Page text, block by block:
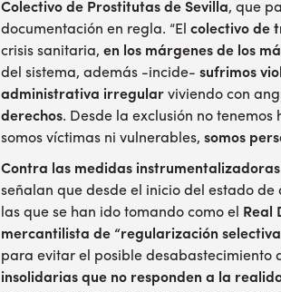
Colectivo de Prostitutas de Sevilla, que
documentación en regla. “El colectivo de
crisis sanitaria, en los márgenes de los
del sistema, además -incide- sufrimos
administrativa irregularviviendo con
derechos. Desde la exclusión no
somos víctimas ni vulnerables, somos
Contra las medidas
señalan que desde el inicio del estado
las que se han ido tomando como el
Real
mercantilista de “regularización
para evitar el posible desabastecimiento
insolidarias que no responden a la